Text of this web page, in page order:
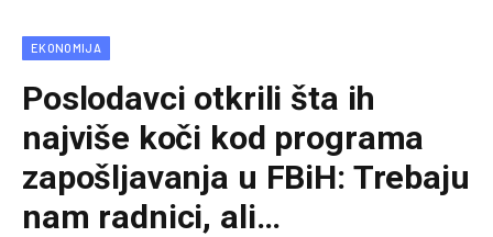
EKONOMIJA
Poslodavci otkrili šta ih
najviše koči kod programa
zapošljavanja u FBiH: Trebaju
nam radnici, ali…